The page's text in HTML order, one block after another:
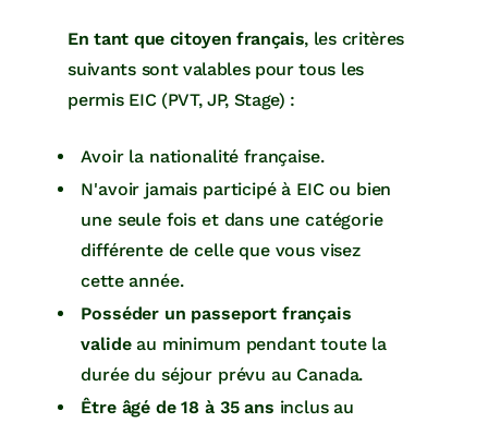
En tant que citoyen français, les critères
suivants sont valables pour tous les
permis EIC (PVT, JP, Stage) :
Avoir la nationalité française.
N'avoir jamais participé à EIC ou bien
une seule fois et dans une catégorie
différente de celle que vous visez
cette année.
Posséder un passeport français
valideau minimum pendant toute la
durée du séjour prévu au Canada.
Être âgé de 18 à 35 ans inclus au